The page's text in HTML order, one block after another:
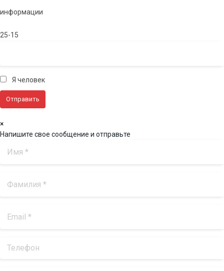
информации
25-15
Я человек
×
Напишите свое сообщение и отправьте